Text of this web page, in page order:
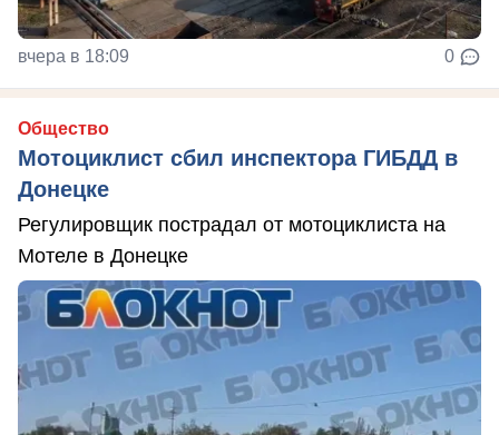
вчера в 18:09 0
Общество
Мотоциклист сбил инспектора ГИБДД в
Донецке
Регулировщик пострадал от мотоциклиста на
Мотеле в Донецке